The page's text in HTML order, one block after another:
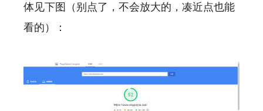
体见下图（别点了，不会放大的，凑近点也能
看的）：